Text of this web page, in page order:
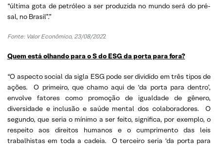
“última gota de petróleo a ser produzida no mundo será do pré-
sal, no Brasil”.”
Fonte: Valor Econômico, 23/08/2022
Quem está olhando para o S do ESG da porta para fora?
“O aspecto social da sigla ESG pode ser dividido em três tipos de
ações. O primeiro, que chamo aqui de ‘da porta para dentro’,
envolve fatores como promoção de igualdade de gênero,
diversidade e inclusão e saúde mental dos colaboradores. O
segundo, que seria o mínimo a ser feito, significa, por exemplo, o
respeito aos direitos humanos e o cumprimento das leis
trabalhistas em toda a cadeia. O terceiro seria ‘da porta para